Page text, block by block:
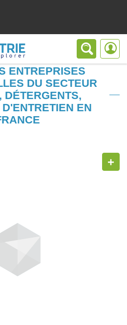
ENTREPRISES
DU SECTEUR
DÉTERGENTS,
EN
+